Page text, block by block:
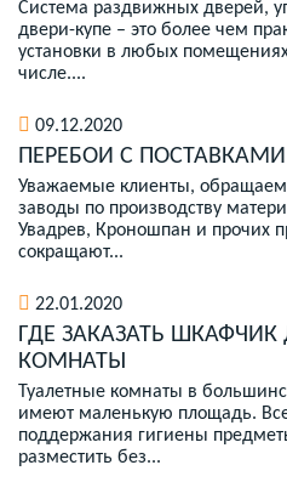
Система раздвижных дверей,
двери-купе – это более чем
установки в любых
числе....
09.12.2020
ПЕРЕБОИ С
Уважаемые клиенты,
заводы по производству
Увадрев, Кроношпан и прочих
сокращают...
22.01.2020
ГДЕ ЗАКАЗАТЬ ШКАФЧИК
КОМНАТЫ
Туалетные комнаты в
имеют маленькую площадь.
поддержания гигиены
разместить без...